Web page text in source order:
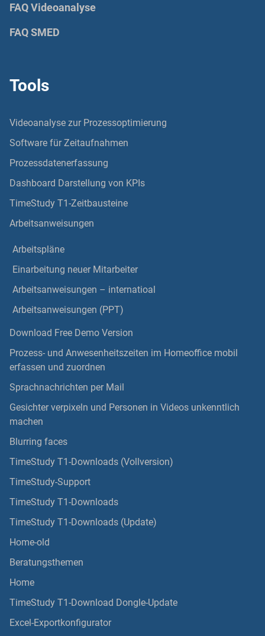
FAQ Videoanalyse
FAQ SMED
Tools
Videoanalyse zur Prozessoptimierung
Software für Zeitaufnahmen
Prozessdatenerfassung
Dashboard Darstellung von KPIs
TimeStudy T1-Zeitbausteine
Arbeitsanweisungen
Arbeitspläne
Einarbeitung neuer Mitarbeiter
Arbeitsanweisungen – internatioal
Arbeitsanweisungen (PPT)
Download Free Demo Version
Prozess- und Anwesenheitszeiten im Homeoffice mobil
erfassen und zuordnen
Sprachnachrichten per Mail
Gesichter verpixeln und Personen in Videos unkenntlich
machen
Blurring faces
TimeStudy T1-Downloads (Vollversion)
TimeStudy-Support
TimeStudy T1-Downloads
TimeStudy T1-Downloads (Update)
Home-old
Beratungsthemen
Home
TimeStudy T1-Download Dongle-Update
Excel-Exportkonfigurator